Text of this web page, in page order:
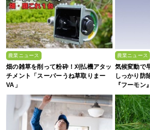
農業ニュース
畑の雑草を削って粉砕！刈払機アタッ
チメント「スーパーうね草取りまー
VA」
農業ニュース
気候変動で
しっかり防
『フーモン』